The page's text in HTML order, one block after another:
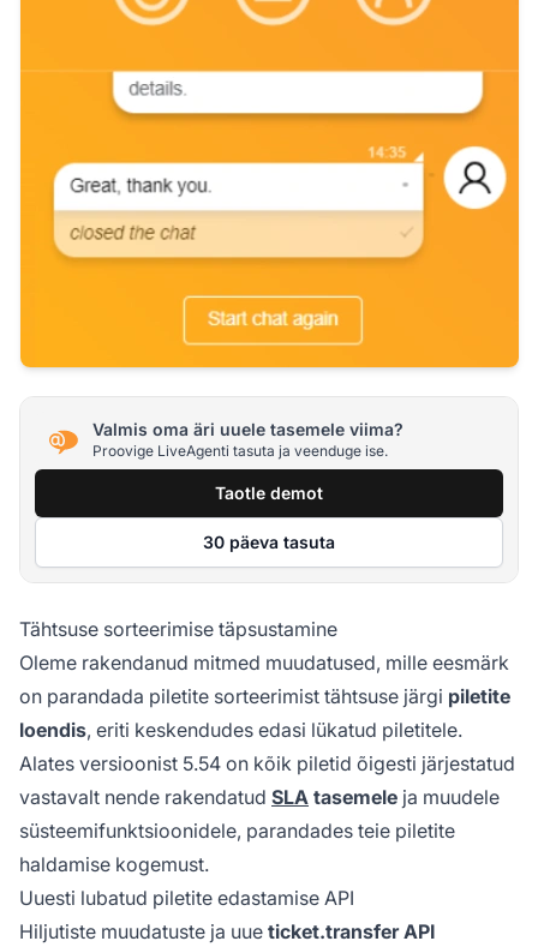
Valmis oma äri uuele tasemele viima?
Proovige LiveAgenti tasuta ja veenduge ise.
Taotle demot
30 päeva tasuta
Tähtsuse sorteerimise täpsustamine
Oleme rakendanud mitmed muudatused, mille eesmärk
on parandada piletite sorteerimist tähtsuse järgi piletite
loendis, eriti keskendudes edasi lükatud piletitele.
Alates versioonist 5.54 on kõik piletid õigesti järjestatud
vastavalt nende rakendatud SLA tasemele ja muudele
süsteemifunktsioonidele, parandades teie piletite
haldamise kogemust.
Uuesti lubatud piletite edastamise API
Hiljutiste muudatuste ja uue ticket.transfer API